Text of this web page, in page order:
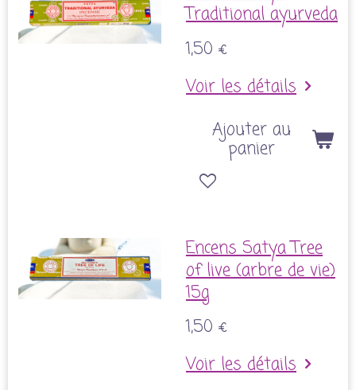
Traditional ayurveda
1,50 €
Voir les détails
Ajouter au
panier
Encens Satya Tree
of live (arbre de vie)
15g
1,50 €
Voir les détails